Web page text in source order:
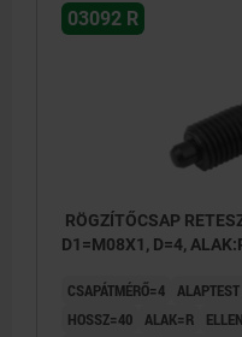
03092 R
RÖGZÍTŐCSAP
D1=M08X1, D=4,
CSAPÁTMÉRŐ=4
HOSSZ=40 ALAK=R